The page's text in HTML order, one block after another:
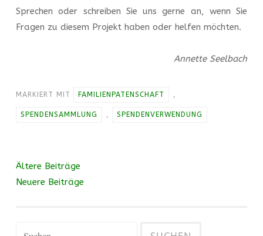
Sprechen oder schreiben Sie uns gerne an, wenn Sie
Fragen zu diesem Projekt haben oder helfen möchten.
Annette Seelbach
MARKIERT MIT FAMILIENPATENSCHAFT ,
SPENDENSAMMLUNG , SPENDENVERWENDUNG
Beitragsnavigation
Ältere Beiträge
Neuere Beiträge
Suchen